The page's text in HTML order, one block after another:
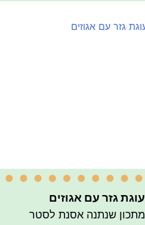
עוגת גזר עם אגוזים
מתכון שנתנה אסנת לסטר